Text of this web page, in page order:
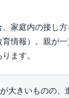
家庭内の接し
情報）。親が
ます。
大きいものの、